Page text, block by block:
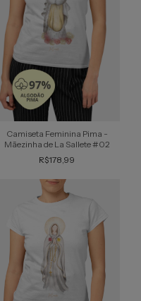
Camiseta Feminina Pima -
Mãezinha de La Sallete #02
R$178,99